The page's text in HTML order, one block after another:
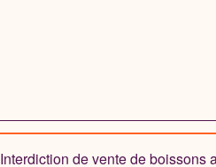
Interdiction de vente de boissons